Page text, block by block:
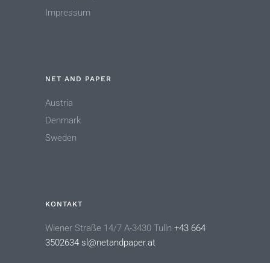
Impressum
NET AND PAPER
Austria
Denmark
Sweden
KONTAKT
Wiener Straße 14/7 A-3430 Tulln +43 664
3502634 sl@netandpaper.at